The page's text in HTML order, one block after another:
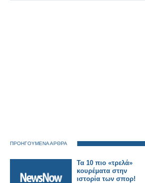
ΠΡΟΗΓΟΥΜΕΝΑ ΑΡΘΡΑ
Τα 10 πιο «τρελά»
κουρέματα στην
ιστορία των σπορ!